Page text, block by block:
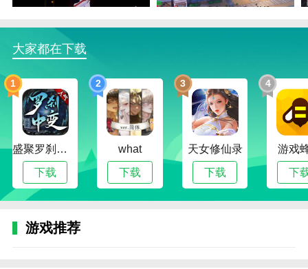
7、指挥自己的战斗精英，完成战略布局和战斗，并最
终抵御异类昆虫的入侵。
境界斩魂之刃网易版下载精彩内容
1.许多不同的阵列正等待您进行匹配，社交和多样化的
游戏玩法，并探索不同的秘密。
2.原始动画在屏幕上的各个方向都被“重新雕刻”了。它
不仅在人物设计上实现了高度还原，而且还精致地再现
了场景，带领玩家进入死亡世界。
3、【视觉盛宴！华丽的画风让你大饱眼福】
4.登录魔兽山，奖励觉醒大道之体。
5.为了提升自己的实力，你可以选择重生，保持战斗
大家都在下载
1
盛聚罗刹中变传奇
下载
2
what
下载
3
天女修仙录
下载
4
游戏
下
游戏推荐